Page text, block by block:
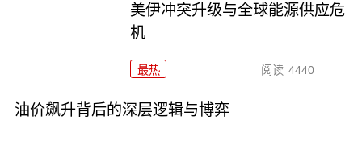
美伊冲突升级与全球能源供应危
机
最热 阅读 4440
油价飙升背后的深层逻辑与博弈